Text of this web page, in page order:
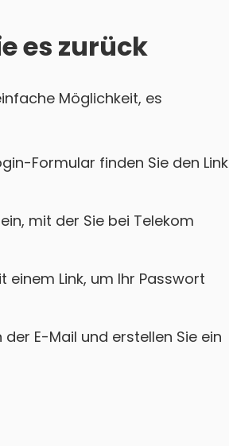
es zurück
Möglichkeit, es
Formular finden Sie den Link
mit der Sie bei Telekom
Link, um Ihr Passwort
E-Mail und erstellen Sie ein